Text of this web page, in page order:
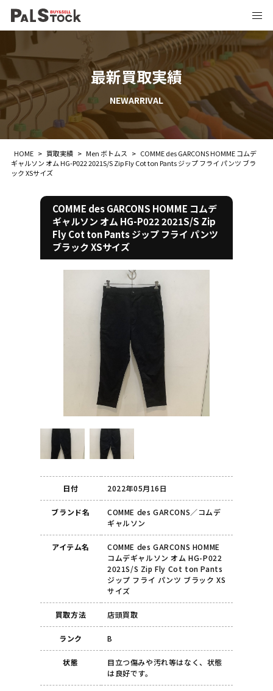
最新買取実績
NEWARRIVAL
HOME > 買取実績 > Men ボトムス > COMME des GARCONS HOMME コムデ
ギャルソン オム HG-P022 2021S/S Zip Fly Cot ton Pants ジップ フライ パンツ ブラ
ック XSサイズ
COMME des GARCONS HOMME コムデ
ギャルソン オム HG-P022 2021S/S Zip
Fly Cot ton Pants ジップ フライ パンツ
ブラック XSサイズ
日付 2022年05月16日
ブランド名
COMME des GARCONS／コムデ
ギャルソン
アイテム名
COMME des GARCONS HOMME
コムデギャルソン オム HG-P022
2021S/S Zip Fly Cot ton Pants
ジップ フライ パンツ ブラック XS
サイズ
買取方法 店頭買取
ランク B
状態
目立つ傷みや汚れ等はなく、状態
は良好です。